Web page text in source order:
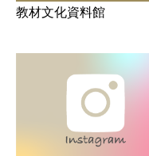
教材文化資料館